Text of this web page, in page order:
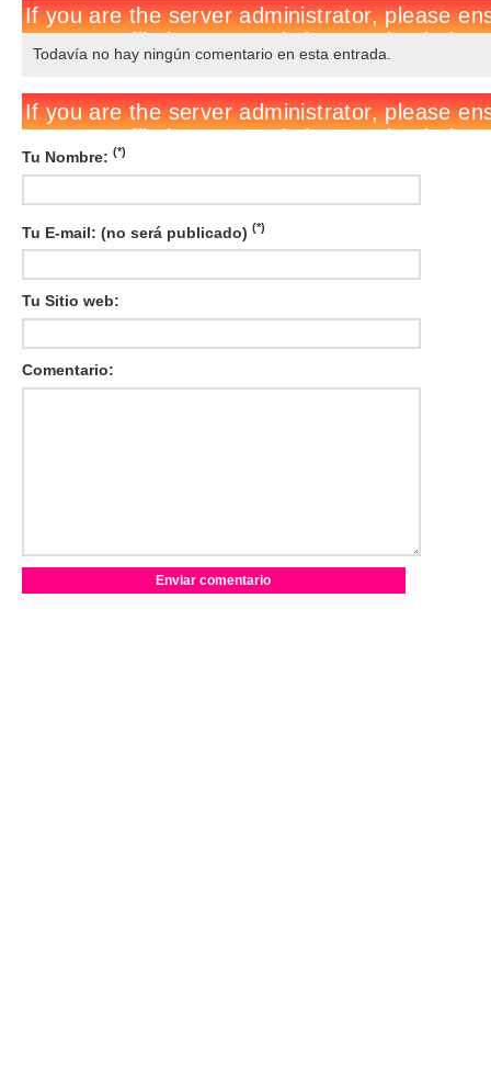
Todavía no hay ningún comentario en esta entrada.
Tu Nombre: (*)
Tu E-mail: (no será publicado) (*)
Tu Sitio web:
Comentario: